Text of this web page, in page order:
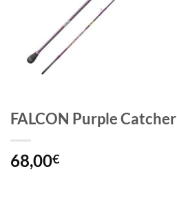
FALCON Purple Catcher
68,00€